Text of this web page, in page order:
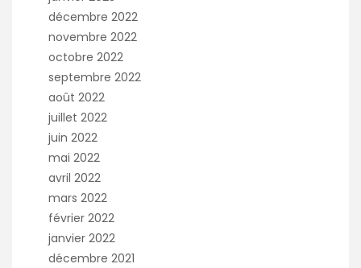
décembre 2022
novembre 2022
octobre 2022
septembre 2022
août 2022
juillet 2022
juin 2022
mai 2022
avril 2022
mars 2022
février 2022
janvier 2022
décembre 2021